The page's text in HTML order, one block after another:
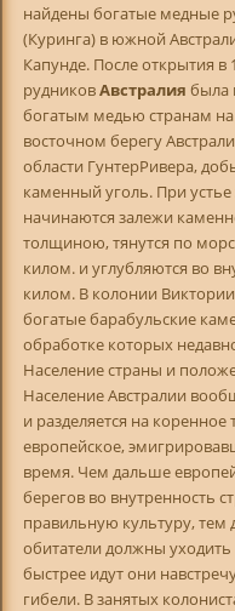
найдены богатые медные
(Куринга) в южной
Капунде. После открытия в
рудниковАвстралия была
богатым медью странам
восточном берегу
области ГунтерРивера,
каменный уголь. При
начинаются залежи
толщиною, тянутся по
килом. и углубляются во
килом. В колонии
богатые барабульские
обработке которых
Население страны и
Население Австралии
и разделяется на коренное
европейское,
время. Чем дальше
берегов во внутренность
правильную культуру,
обитатели должны
быстрее идут они
гибели. В занятых